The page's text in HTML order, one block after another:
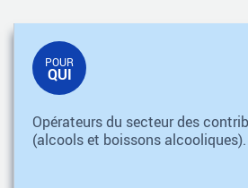
POUR
QUI
Opérateurs du secteur des
(alcools et boissons alcooliques).